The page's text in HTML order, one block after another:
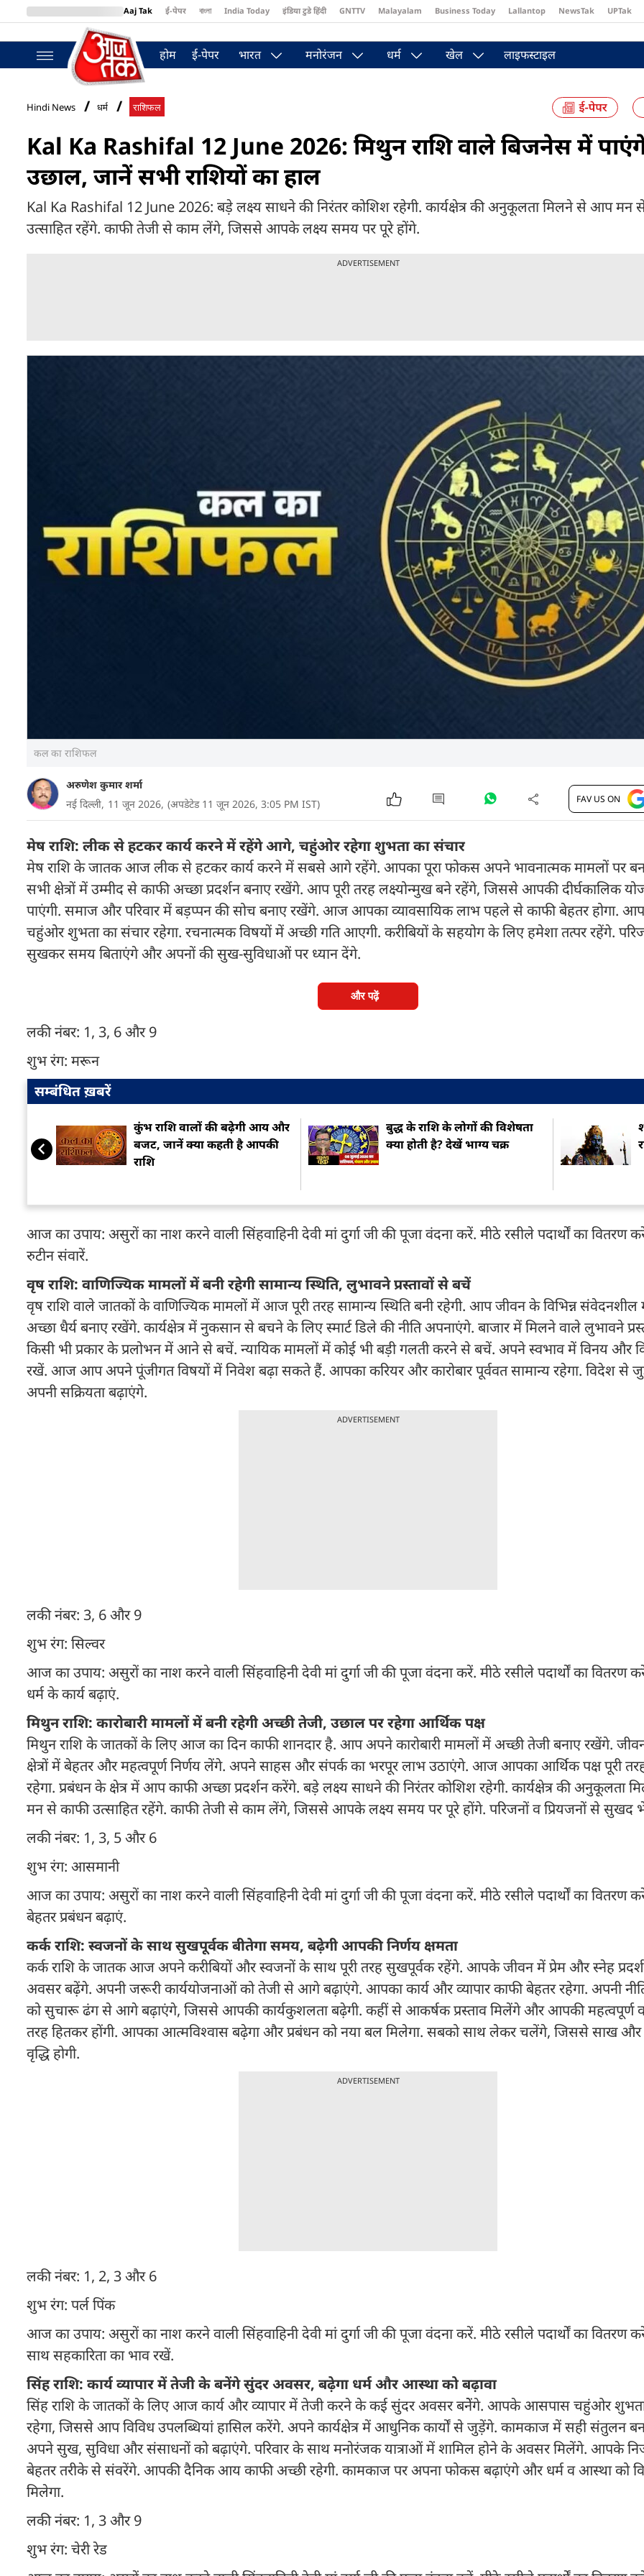
Aaj Tak ई-पेपर বাংলা India Today इंडिया टुडे हिंदी GNTTV Malayalam Business Today Lallantop NewsTak UPTak
BT Bazaar
होम ई-पेपर भारत मनोरंजन धर्म खेल लाइफस्टाइल
Hindi News धर्म राशिफल
Kal Ka Rashifal 12 June 2026: मिथुन राशि वाले बिजनेस में
उछाल, जानें सभी राशियों का हाल
Kal Ka Rashifal 12 June 2026: बड़े लक्ष्य साधने की निरंतर कोशिश रहेगी. कार्यक्षेत्र की अनुकूलता मिलने से आप मन
उत्साहित रहेंगे. काफी तेजी से काम लेंगे, जिससे आपके लक्ष्य समय पर पूरे होंगे.
ADVERTISEMENT
कल का राशिफल
अरुणेश कुमार शर्मा
नई दिल्ली, 11 जून 2026, (अपडेटेड 11 जून 2026, 3:05 PM IST) FAV US ON
मेष राशि: लीक से हटकर कार्य करने में रहेंगे आगे, चहुंओर रहेगा शुभता का संचार
मेष राशि के जातक आज लीक से हटकर कार्य करने में सबसे आगे रहेंगे. आपका पूरा फोकस अपने भावनात्मक मामलों पर
सभी क्षेत्रों में उम्मीद से काफी अच्छा प्रदर्शन बनाए रखेंगे. आप पूरी तरह लक्ष्योन्मुख बने रहेंगे, जिससे आपकी दीर्घकालिक
पाएंगी. समाज और परिवार में बड़प्पन की सोच बनाए रखेंगे. आज आपका व्यावसायिक लाभ पहले से काफी बेहतर होगा.
चहुंओर शुभता का संचार रहेगा. रचनात्मक विषयों में अच्छी गति आएगी. करीबियों के सहयोग के लिए हमेशा तत्पर रहेंगे.
सुखकर समय बिताएंगे और अपनों की सुख-सुविधाओं पर ध्यान देंगे.
और पढ़ें
लकी नंबर: 1, 3, 6 और 9
शुभ रंग: मरून
सम्बंधित ख़बरें
कुंभ राशि वालों की बढ़ेगी आय और
बजट, जानें क्या कहती है आपकी
राशि
बुद्ध के राशि के लोगों की विशेषता
क्या होती है? देखें भाग्य चक्र
आज का उपाय: असुरों का नाश करने वाली सिंहवाहिनी देवी मां दुर्गा जी की पूजा वंदना करें. मीठे रसीले पदार्थों का वितरण
रुटीन संवारें.
वृष राशि: वाणिज्यिक मामलों में बनी रहेगी सामान्य स्थिति, लुभावने प्रस्तावों से बचें
वृष राशि वाले जातकों के वाणिज्यिक मामलों में आज पूरी तरह सामान्य स्थिति बनी रहेगी. आप जीवन के विभिन्न संवेदनशील
अच्छा धैर्य बनाए रखेंगे. कार्यक्षेत्र में नुकसान से बचने के लिए स्मार्ट डिले की नीति अपनाएंगे. बाजार में मिलने वाले लुभावने
किसी भी प्रकार के प्रलोभन में आने से बचें. न्यायिक मामलों में कोई भी बड़ी गलती करने से बचें. अपने स्वभाव में विनय और
रखें. आज आप अपने पूंजीगत विषयों में निवेश बढ़ा सकते हैं. आपका करियर और कारोबार पूर्ववत सामान्य रहेगा. विदेश से
अपनी सक्रियता बढ़ाएंगे.
ADVERTISEMENT
लकी नंबर: 3, 6 और 9
शुभ रंग: सिल्वर
आज का उपाय: असुरों का नाश करने वाली सिंहवाहिनी देवी मां दुर्गा जी की पूजा वंदना करें. मीठे रसीले पदार्थों का वितरण
धर्म के कार्य बढ़ाएं.
मिथुन राशि: कारोबारी मामलों में बनी रहेगी अच्छी तेजी, उछाल पर रहेगा आर्थिक पक्ष
मिथुन राशि के जातकों के लिए आज का दिन काफी शानदार है. आप अपने कारोबारी मामलों में अच्छी तेजी बनाए रखेंगे.
क्षेत्रों में बेहतर और महत्वपूर्ण निर्णय लेंगे. अपने साहस और संपर्क का भरपूर लाभ उठाएंगे. आज आपका आर्थिक पक्ष पूरी
रहेगा. प्रबंधन के क्षेत्र में आप काफी अच्छा प्रदर्शन करेंगे. बड़े लक्ष्य साधने की निरंतर कोशिश रहेगी. कार्यक्षेत्र की अनुकूलता
मन से काफी उत्साहित रहेंगे. काफी तेजी से काम लेंगे, जिससे आपके लक्ष्य समय पर पूरे होंगे. परिजनों व प्रियजनों से सुखद
लकी नंबर: 1, 3, 5 और 6
शुभ रंग: आसमानी
आज का उपाय: असुरों का नाश करने वाली सिंहवाहिनी देवी मां दुर्गा जी की पूजा वंदना करें. मीठे रसीले पदार्थों का वितरण करें.
बेहतर प्रबंधन बढ़ाएं.
कर्क राशि: स्वजनों के साथ सुखपूर्वक बीतेगा समय, बढ़ेगी आपकी निर्णय क्षमता
कर्क राशि के जातक आज अपने करीबियों और स्वजनों के साथ पूरी तरह सुखपूर्वक रहेंगे. आपके जीवन में प्रेम और स्नेह
अवसर बढ़ेंगे. अपनी जरूरी कार्ययोजनाओं को तेजी से आगे बढ़ाएंगे. आपका कार्य और व्यापार काफी बेहतर रहेगा. अपनी
को सुचारू ढंग से आगे बढ़ाएंगे, जिससे आपकी कार्यकुशलता बढ़ेगी. कहीं से आकर्षक प्रस्ताव मिलेंगे और आपकी महत्वपूर्ण
तरह हितकर होंगी. आपका आत्मविश्वास बढ़ेगा और प्रबंधन को नया बल मिलेगा. सबको साथ लेकर चलेंगे, जिससे साख और
वृद्धि होगी.
ADVERTISEMENT
लकी नंबर: 1, 2, 3 और 6
शुभ रंग: पर्ल पिंक
आज का उपाय: असुरों का नाश करने वाली सिंहवाहिनी देवी मां दुर्गा जी की पूजा वंदना करें. मीठे रसीले पदार्थों का वितरण
साथ सहकारिता का भाव रखें.
सिंह राशि: कार्य व्यापार में तेजी के बनेंगे सुंदर अवसर, बढ़ेगा धर्म और आस्था को बढ़ावा
सिंह राशि के जातकों के लिए आज कार्य और व्यापार में तेजी करने के कई सुंदर अवसर बनेेंगे. आपके आसपास चहुंओर
रहेगा, जिससे आप विविध उपलब्धियां हासिल करेंगे. अपने कार्यक्षेत्र में आधुनिक कार्यों से जुड़ेंगे. कामकाज में सही संतुलन
अपने सुख, सुविधा और संसाधनों को बढ़ाएंगे. परिवार के साथ मनोरंजक यात्राओं में शामिल होने के अवसर मिलेंगे. आपके
बेहतर तरीके से संवरेंगे. आपकी दैनिक आय काफी अच्छी रहेगी. कामकाज पर अपना फोकस बढ़ाएंगे और धर्म व आस्था को
मिलेगा.
लकी नंबर: 1, 3 और 9
शुभ रंग: चेरी रेड